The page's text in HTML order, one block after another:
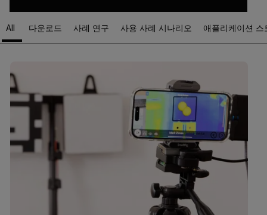
Article Listing
All 다운로드 사례 연구 사용 사례 시나리오 애플리케이션 스